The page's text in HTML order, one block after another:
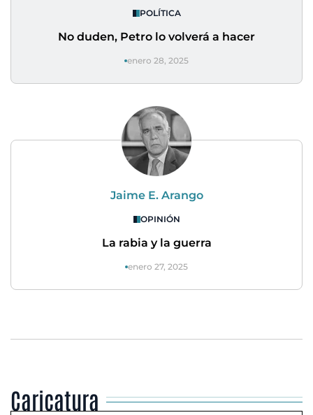
POLÍTICA
No duden, Petro lo volverá a hacer
enero 28, 2025
Jaime E. Arango
OPINIÓN
La rabia y la guerra
enero 27, 2025
Caricatura